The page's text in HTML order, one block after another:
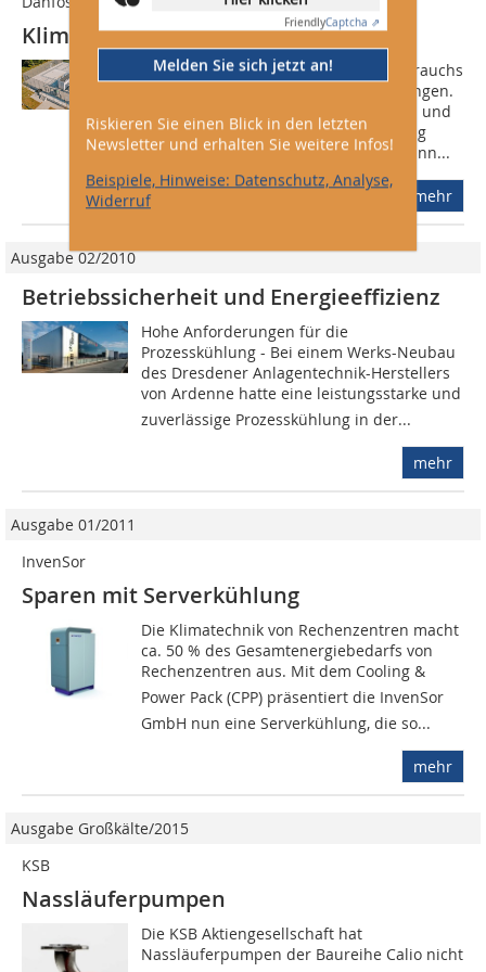
FriendlyCaptcha ⇗
Melden Sie sich jetzt an!
Riskieren Sie einen Blick in den letzten
Newsletter und erhalten Sie weitere Infos!
Beispiele, Hinweise: Datenschutz, Analyse,
Widerruf
Klimafreundliche Rechenzentren
Rund 10 % des weltweiten Stromverbrauchs
entfallen schon heute auf IT-Umgebungen.
Zu einem grünen Wandel der Wärme- und
Kältetechnik wie auch zur Optimierung
unserer Energiesysteme insgesamt kann...
mehr
Ausgabe 02/2010
Betriebssicherheit und Energieeffizienz
Hohe Anforderungen für die
Prozesskühlung - Bei einem Werks-Neubau
des Dresdener Anlagentechnik-Herstellers
von Ardenne hatte eine leistungsstarke und
zuverlässige Prozesskühlung in der...
mehr
Ausgabe 01/2011
InvenSor
Sparen mit Serverkühlung
Die Klimatechnik von Rechenzentren macht
ca. 50 % des Gesamtenergiebedarfs von
Rechenzentren aus. Mit dem Cooling &
Power Pack (CPP) präsentiert die InvenSor
GmbH nun eine Serverkühlung, die so...
mehr
Ausgabe Großkälte/2015
KSB
Nassläuferpumpen
Die KSB Aktiengesellschaft hat
Nassläuferpumpen der Baureihe Calio nicht